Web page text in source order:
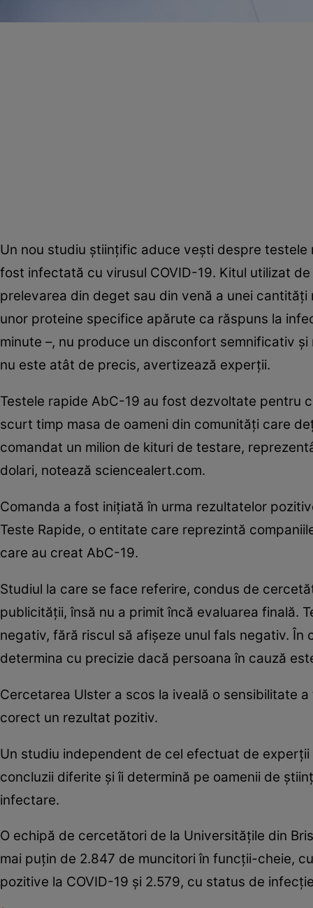
Un nou studiu ştiinţific aduce veşti despre
fost infectată cu virusul COVID-19. Kitul utilizat
prelevarea din deget sau din venă a unei
unor proteine specifice apărute ca răspuns la
minute –, nu produce un disconfort semnificativ
nu este atât de precis, avertizează experţii.
Testele rapide AbC-19 au fost dezvoltate pentru
scurt timp masa de oameni din comunităţi care
comandat un milion de kituri de testare,
dolari, notează sciencealert.com.
Comanda a fost iniţiată în urma rezultatelor
Teste Rapide, o entitate care reprezintă
care au creat AbC-19.
Studiul la care se face referire, condus de
publicităţii, însă nu a primit încă evaluarea finală.
negativ, fără riscul să afişeze unul fals negativ.
determina cu precizie dacă persoana în cauză
Cercetarea Ulster a scos la iveală o sensibilitate
corect un rezultat pozitiv.
Un studiu independent de cel efectuat de
concluzii diferite şi îi determină pe oamenii de
infectare.
O echipă de cercetători de la Universităţile din
mai puţin de 2.847 de muncitori în funcţii-cheie,
pozitive la COVID-19 şi 2.579, cu status de